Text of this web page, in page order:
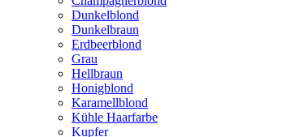
Dunkelblond
Dunkelbraun
Erdbeerblond
Grau
Hellbraun
Honigblond
Karamellblond
Kühle Haarfarbe
Kupfer